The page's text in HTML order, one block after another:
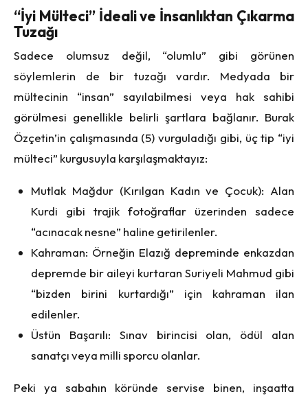
“İyi Mülteci” İdeali ve İnsanlıktan Çıkarma
Tuzağı
Sadece olumsuz değil, “olumlu” gibi görünen
söylemlerin de bir tuzağı vardır. Medyada bir
mültecinin “insan” sayılabilmesi veya hak sahibi
görülmesi genellikle belirli şartlara bağlanır. Burak
Özçetin’in çalışmasında (5) vurguladığı gibi, üç tip “iyi
mülteci” kurgusuyla karşılaşmaktayız:
Mutlak Mağdur (Kırılgan Kadın ve Çocuk): Alan
Kurdi gibi trajik fotoğraflar üzerinden sadece
“acınacak nesne” haline getirilenler.
Kahraman: Örneğin Elazığ depreminde enkazdan
depremde bir aileyi kurtaran Suriyeli Mahmud gibi
“bizden birini kurtardığı” için kahraman ilan
edilenler.
Üstün Başarılı: Sınav birincisi olan, ödül alan
sanatçı veya milli sporcu olanlar.
Peki ya sabahın köründe servise binen, inşaatta